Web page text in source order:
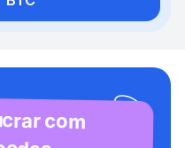
com